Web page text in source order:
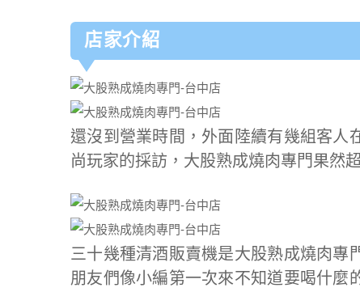
店家介紹
還沒到營業時間，外面陸續有幾組客人
尚玩家的採訪，大股熟成燒肉專門果然
三十幾種清酒販賣機是大股熟成燒肉專
朋友們像小編第一次來不知道要喝什麼